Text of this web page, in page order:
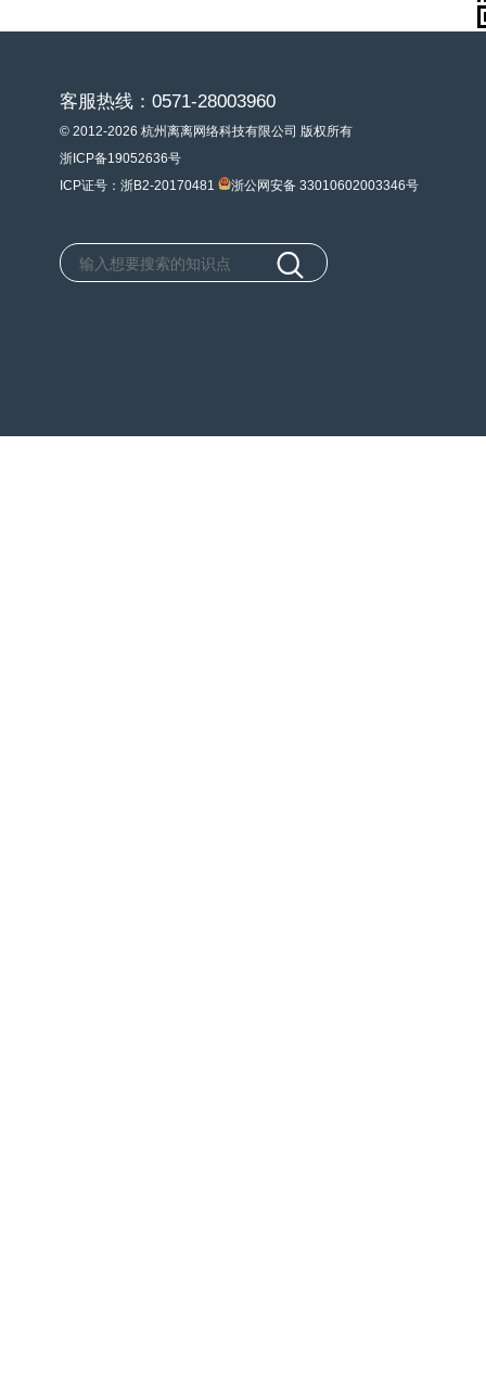
客服热线：0571-28003960
© 2012-2026 杭州离离网络科技有限公司 版权所有
浙ICP备19052636号
ICP证号：浙B2-20170481
浙公网安备 33010602003346号